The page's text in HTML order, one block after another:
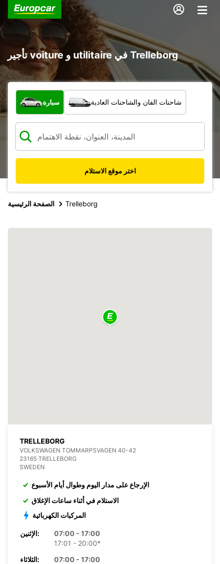
تأجير voiture و utilitaire في Trelleborg
ما نوع المركبة؟
سيارة شاحنات الفان والشاحنات العادية
اختر موقع الاستلام
الصفحة الرئيسية Trelleborg
TRELLEBORG
VOLKSWAGEN TOMMARPSVAGEN 40-42
23165 TRELLEBORG
SWEDEN
الإرجاع على مدار اليوم وطوال أيام الأسبوع
الاستلام في أثناء ساعات الإغلاق
المركبات الكهربائية
الإثنين:
07:00 - 17:00
17:01 - 20:00*
الثلاثاء:
07:00 - 17:00